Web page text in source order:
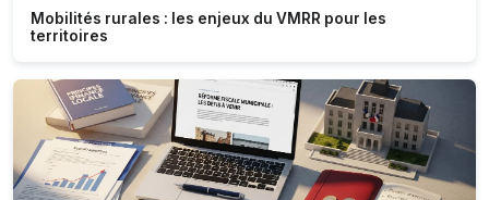
Mobilités rurales : les enjeux du VMRR pour les
territoires